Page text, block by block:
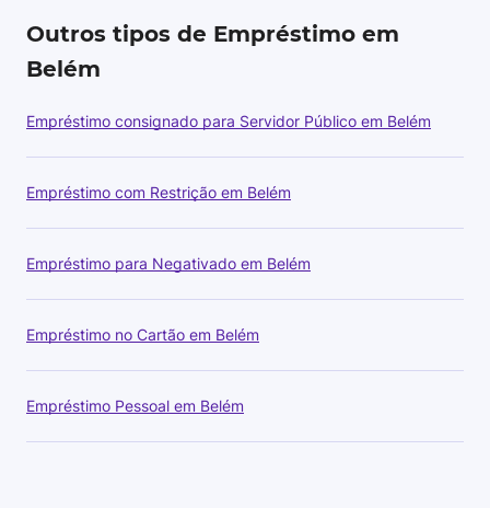
Outros tipos de Empréstimo em
Belém
Empréstimo consignado para Servidor Público em Belém
Empréstimo com Restrição em Belém
Empréstimo para Negativado em Belém
Empréstimo no Cartão em Belém
Empréstimo Pessoal em Belém